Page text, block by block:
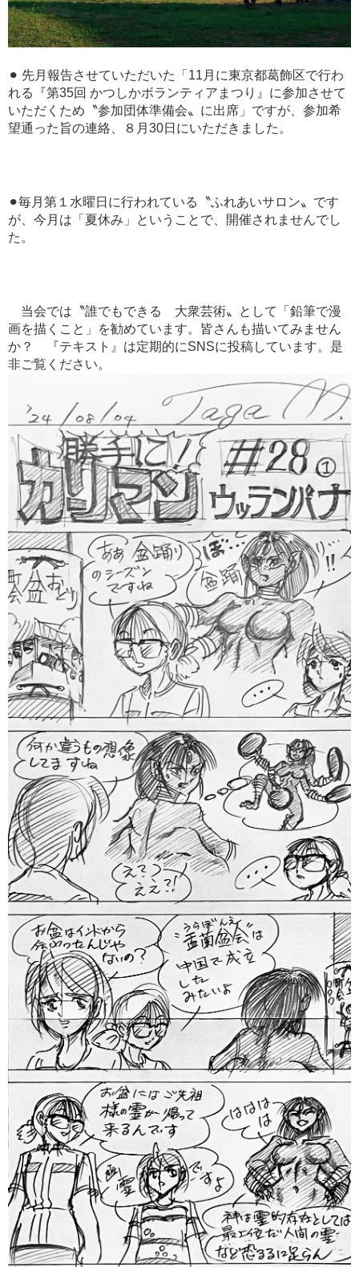
⚫︎ 先月報告させていただいた「11月に東京都葛飾区で行わ
れる『第35回 かつしかボランティアまつり』に参加させて
いただくため〝参加団体準備会〟に出席」ですが、参加希
望通った旨の連絡、８月30日にいただきました。
⚫︎毎月第１水曜日に行われている〝ふれあいサロン〟です
が、今月は「夏休み」ということで、開催されませんでし
た。
当会では〝誰でもできる 大衆芸術〟として「鉛筆で漫
画を描くこと」を勧めています。皆さんも描いてみません
か？ 『テキスト』は定期的にSNSに投稿しています。是
非ご覧ください。